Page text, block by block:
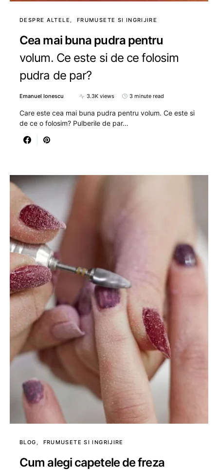
DESPRE ALTELE FRUMUSETE SI INGRIJIRE
Cea mai buna pudra pentru
volum. Ce este si de ce folosim
pudra de par?
Emanuel Ionescu 3.3K views 3 minute read
Care este cea mai buna pudra pentru volum. Ce este si
de ce o folosim? Pulberile de par…
BLOG FRUMUSETE SI INGRIJIRE
Cum alegi capetele de freza